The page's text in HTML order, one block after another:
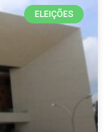
ELEIÇÕES